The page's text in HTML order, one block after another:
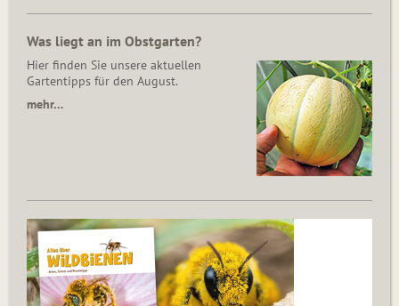
Was liegt an im Obstgarten?
Hier finden Sie unsere aktuellen
Gartentipps für den August.
mehr…